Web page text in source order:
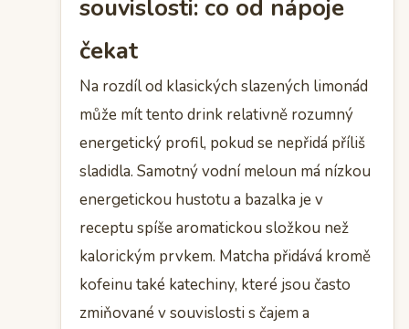
souvislosti: co od nápoje
čekat
Na rozdíl od klasických slazených limonád
může mít tento drink relativně rozumný
energetický profil, pokud se nepřidá příliš
sladidla. Samotný vodní meloun má nízkou
energetickou hustotu a bazalka je v
receptu spíše aromatickou složkou než
kalorickým prvkem. Matcha přidává kromě
kofeinu také katechiny, které jsou často
zmiňované v souvislosti s čajem a